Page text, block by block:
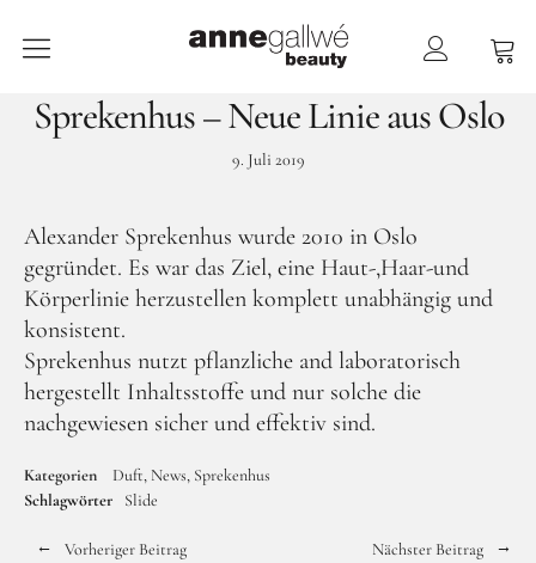
Home
Shop
Düfte
Pflege
weitere Marken im Ladenlokal
Marken
Kontakt
Sprekenhus – Neue Linie aus Oslo
9. Juli 2019
Alexander Sprekenhus wurde 2010 in Oslo
gegründet. Es war das Ziel, eine Haut-,Haar-und
Körperlinie herzustellen komplett unabhängig und
konsistent.
Sprekenhus nutzt pflanzliche and laboratorisch
hergestellt Inhaltsstoffe und nur solche die
nachgewiesen sicher und effektiv sind.
Kategorien Duft News Sprekenhus
Schlagwörter
Slide
Vorheriger Beitrag
Nächster Beitrag